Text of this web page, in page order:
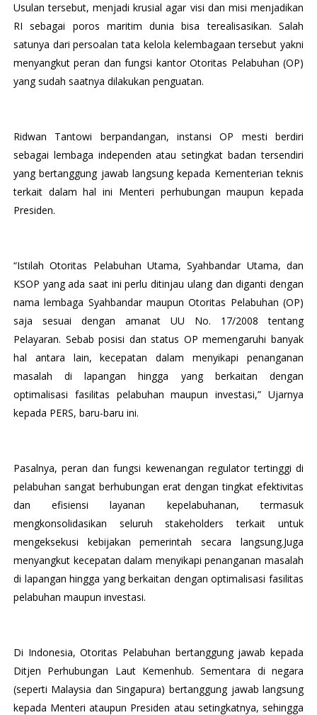
Usulan tersebut, menjadi krusial agar visi dan misi menjadikan
RI sebagai poros maritim dunia bisa terealisasikan. Salah
satunya dari persoalan tata kelola kelembagaan tersebut yakni
menyangkut peran dan fungsi kantor Otoritas Pelabuhan (OP)
yang sudah saatnya dilakukan penguatan.
Ridwan Tantowi berpandangan, instansi OP mesti berdiri
sebagai lembaga independen atau setingkat badan tersendiri
yang bertanggung jawab langsung kepada Kementerian teknis
terkait dalam hal ini Menteri perhubungan maupun kepada
Presiden.
“Istilah Otoritas Pelabuhan Utama, Syahbandar Utama, dan
KSOP yang ada saat ini perlu ditinjau ulang dan diganti dengan
nama lembaga Syahbandar maupun Otoritas Pelabuhan (OP)
saja sesuai dengan amanat UU No. 17/2008 tentang
Pelayaran. Sebab posisi dan status OP memengaruhi banyak
hal antara lain, kecepatan dalam menyikapi penanganan
masalah di lapangan hingga yang berkaitan dengan
optimalisasi fasilitas pelabuhan maupun investasi,” Ujarnya
kepada PERS, baru-baru ini.
Pasalnya, peran dan fungsi kewenangan regulator tertinggi di
pelabuhan sangat berhubungan erat dengan tingkat efektivitas
dan efisiensi layanan kepelabuhanan, termasuk
mengkonsolidasikan seluruh stakeholders terkait untuk
mengeksekusi kebijakan pemerintah secara langsung.Juga
menyangkut kecepatan dalam menyikapi penanganan masalah
di lapangan hingga yang berkaitan dengan optimalisasi fasilitas
pelabuhan maupun investasi.
Di Indonesia, Otoritas Pelabuhan bertanggung jawab kepada
Ditjen Perhubungan Laut Kemenhub. Sementara di negara
(seperti Malaysia dan Singapura) bertanggung jawab langsung
kepada Menteri ataupun Presiden atau setingkatnya, sehingga